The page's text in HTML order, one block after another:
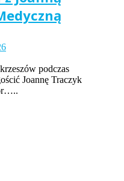
podczas
Joannę Traczyk